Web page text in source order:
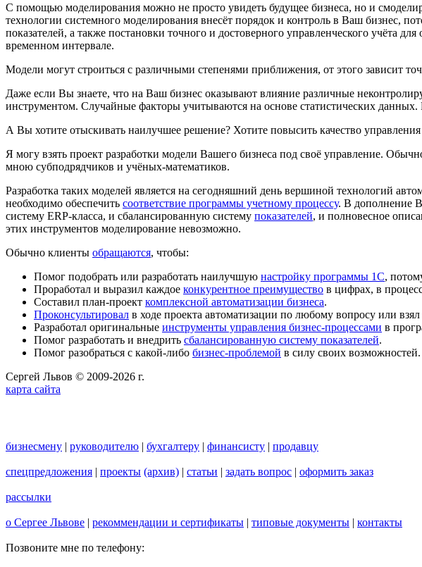
С помощью моделирования можно не просто увидеть будущее бизнеса, но и
технологии системного моделирования внесёт порядок и контроль в Ваш бизнес,
показателей, а также постановки точного и достоверного управленческого учёта
временном интервале.
Модели могут строиться с различными степенями приближения, от этого зависит
Даже если Вы знаете, что на Ваш бизнес оказывают влияние различные
инструментом. Случайные факторы учитываются на основе статистических данных.
А Вы хотите отыскивать наилучшее решение? Хотите повысить качество
Я могу взять проект разработки модели Вашего бизнеса под своё управление.
мною субподрядчиков и учёных-математиков.
Разработка таких моделей является на сегодняшний день вершиной технологий
необходимо обеспечить соответствие программы учетному процессу. В дополнение
систему ERP-класса, и сбалансированную систему показателей, и полновесное
этих инструментов моделирование невозможно.
Обычно клиенты обращаются, чтобы:
Помог подобрать или разработать наилучшую настройку программы 1С,
Проработал и выразил каждое конкурентное преимущество в цифрах, в
Составил план-проект комплексной автоматизации бизнеса.
Проконсультировал в ходе проекта автоматизации по любому вопросу или
Разработал оригинальные инструменты управления бизнес-процессами в
Помог разработать и внедрить сбалансированную систему показателей.
Помог разобраться с какой-либо бизнес-проблемой в силу своих возможностей.
Сергей Львов © 2009-2026 г.
карта сайта
бизнесмену | руководителю | бухгалтеру | финансисту | продавцу
спецпредложения | проекты (архив) | статьи | задать вопрос | оформить заказ
рассылки
о Сергее Львове | рекоммендации и сертификаты | типовые документы | контакты
Позвоните мне по телефону: